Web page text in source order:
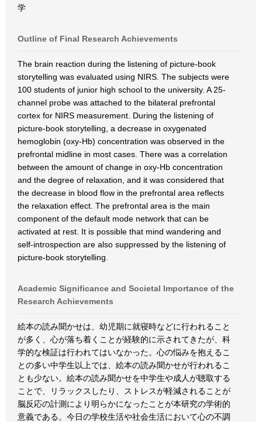
学
Outline of Final Research Achievements
The brain reaction during the listening of picture-book
storytelling was evaluated using NIRS. The subjects were
100 students of junior high school to the university. A 25-
channel probe was attached to the bilateral prefrontal
cortex for NIRS measurement. During the listening of
picture-book storytelling, a decrease in oxygenated
hemoglobin (oxy-Hb) concentration was observed in the
prefrontal midline in most cases. There was a correlation
between the amount of change in oxy-Hb concentration
and the degree of relaxation, and it was considered that
the decrease in blood flow in the prefrontal area reflects
the relaxation effect. The prefrontal area is the main
component of the default mode network that can be
activated at rest. It is possible that mind wandering and
self-introspection are also suppressed by the listening of
picture-book storytelling.
Academic Significance and Societal Importance of the
Research Achievements
絵本の読み聞かせは、幼児期に就寝時などに行われること
が多く、心が落ち着くことが経験的に示されてきたが、科
学的な検証は行われてはいなかった。心の悩みを抱えるこ
との多い中学生以上では、絵本の読み聞かせが行われるこ
とも少ない。絵本の読み聞かせを中学生や成人が聴取する
ことで、リラックスしたり、ストレスが軽減されることが
脳反応の計測により明らかになったことが本研究の学術的
意義である。今日の学校生活や社会生活において心の不調